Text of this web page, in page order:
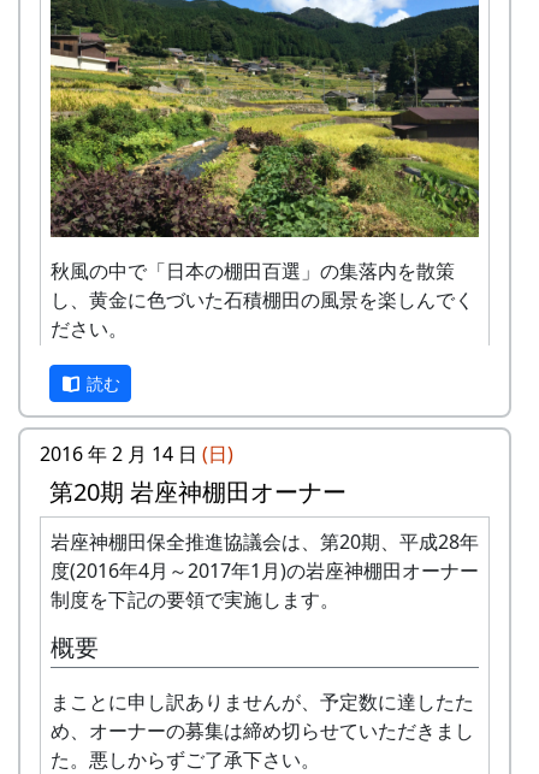
鎌、マイ手袋をご用意いただくことを推奨し
ます。機械類については農家の物を共同使用
します。
米づくりをするために田んぼに入る権利であ
り、土地の貸し借りは存在しません。
作業の日程は、基本的に日曜日です。
日帰りの作業ですが、宿泊を希望される方は
紹介します（多可町宿泊施設の利用券によ
り、安く利用できます）。
自分の区画に名札とかかしを立てていただき
ます。
基本的には減農薬で栽培しますが、必要と認
めた場合には、農家の判断で農薬を使用しま
す。ご了承ください。
稲刈りは、適期刈り取りが必要となりますの
で、刈り取り日に参加できないオーナー田は
他のオーナーに刈り取っていただくことにな
ります。
米づくりを楽しむだけでなく、岩座神の美し
い景観をみんなで一緒になって守っていくこ
とに積極的にご協力いただきます。
採れたお米の量を問題にするのではなく、米
づくりとイベント参加を楽しみ、農村との交
流を深めていただくための事業です。お間違
えのないようお願いします。
美しい景観を守るため、美化活動等に積極的
に参加すること。
田植え(手植え)、ヒエ引き、草刈り、刈り取
り(手刈り)、稲木干しなどは自分でやるこ
と。
田植祭 - B区画 (2015-05-17 10:31:19)
その他
田植え用の苗、肥料などは農家で準備しま
す。
農作業に必要な道具はお貸ししますが、マイ
鎌、マイ手袋をご用意いただくことを推奨し
ます。機械類については農家の物を共同使用
秋風の中で「日本の棚田百選」の集落内を散策
し、黄金に色づいた石積棚田の風景を楽しんでく
ださい。
集落内の散策起点にテラスをもうけて、「カフ
ェ」を営業します。
日時 : 2016 (平成28) 年 9 月 4 日 (日) 11:00 ～
14:00
メニュー : 岩座神特産の「石垣茶」、梅ジュ
ース、リンゴジュースなどの飲料と、棚田米
コシヒカリのおにぎりを準備しています。
お買い物 : 地域特産品コーナー
なお、滞在型市民農園「クラインガルテン岩座
神」の現地案内コーナーを設け、体験宿泊の受付
も行います。
主催 : 岩座神地域協議会
読む
2016 年 2 月 14 日 (日)
第20期 岩座神棚田オーナー
岩座神棚田保全推進協議会は、第20期、平成28年
度(2016年4月～2017年1月)の岩座神棚田オーナー
制度を下記の要領で実施します。
概要
まことに申し訳ありませんが、予定数に達したた
め、オーナーの募集は締め切らせていただきまし
た。悪しからずご了承下さい。